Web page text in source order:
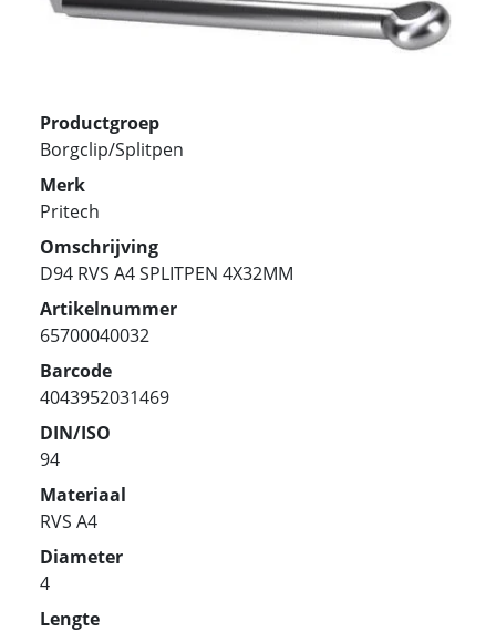
Productgroep
Borgclip/Splitpen
Merk
Pritech
Omschrijving
D94 RVS A4 SPLITPEN 4X32MM
Artikelnummer
65700040032
Barcode
4043952031469
DIN/ISO
94
Materiaal
RVS A4
Diameter
4
Lengte